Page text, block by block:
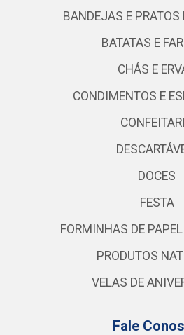
BANDEJAS E
BATATAS E
CHÁS E
CONDIMENTOS E
DOCES
FESTA
FORMINHAS DE
PRODUTOS
VELAS DE
Fale